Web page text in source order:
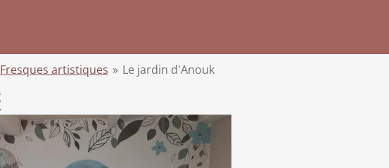
Fresques artistiques » Le jardin d'Anouk